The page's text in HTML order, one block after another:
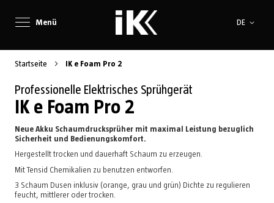
Menü Sprache
DE
Startseite IK e Foam Pro 2
Professionelle Elektrisches Sprühgerät
IK e Foam Pro 2
Neue Akku Schaumdrucksprüher mit maximal Leistung bezuglich
Sicherheit und Bedienungskomfort.
Hergestellt trocken und dauerhaft Schaum zu erzeugen.
Mit Tensid Chemikalien zu benutzen entworfen.
3 Schaum Dusen inklusiv (orange, grau und grün) Dichte zu regulieren
feucht, mittlerer oder trocken.